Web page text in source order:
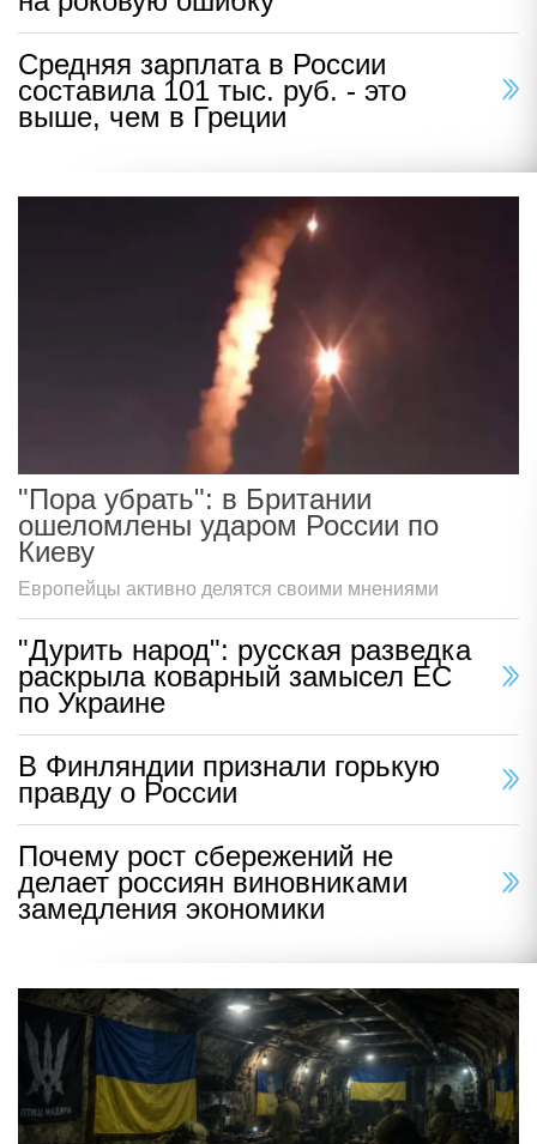
Средняя зарплата в России
составила 101 тыс. руб. - это
выше, чем в Греции
"Пора убрать": в Британии
ошеломлены ударом России по
Киеву
Европейцы активно делятся своими мнениями
"Дурить народ": русская разведка
раскрыла коварный замысел ЕС
по Украине
В Финляндии признали горькую
правду о России
Почему рост сбережений не
делает россиян виновниками
замедления экономики